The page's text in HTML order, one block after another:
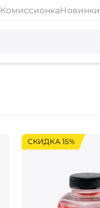
КомиссионкаНовинки
СКИДКА 15%